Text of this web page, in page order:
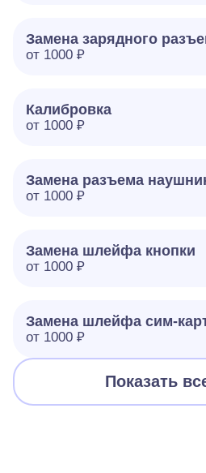
Замена зарядного
от 1000 ₽
Калибровка
от 1000 ₽
Замена разъема
от 1000 ₽
Замена шлейфа кнопки
от 1000 ₽
Замена шлейфа сим-
от 1000 ₽
Показать